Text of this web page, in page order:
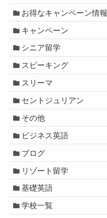
お得なキャンペーン情報
キャンペーン
シニア留学
スピーキング
スリーマ
セントジュリアン
その他
ビジネス英語
ブログ
リゾート留学
基礎英語
学校一覧